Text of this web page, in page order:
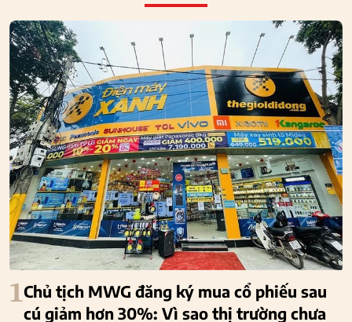
1Chủ tịch MWG đăng ký mua cổ phiếu sau
cú giảm hơn 30%: Vì sao thị trường chưa